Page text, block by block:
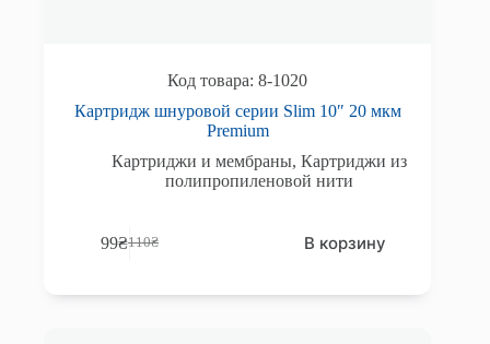
8-1020
Картридж шнуровой серии Slim 10″ 20 мкм
Premium
Картриджи и мембраны,Картриджи из
полипропиленовой нити
110₴
Первоначальная
99₴Текущая
В корзину